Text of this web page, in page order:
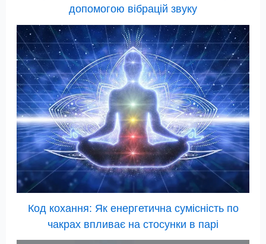
допомогою вібрацій звуку
Код кохання: Як енергетична сумісність по
чакрах впливає на стосунки в парі